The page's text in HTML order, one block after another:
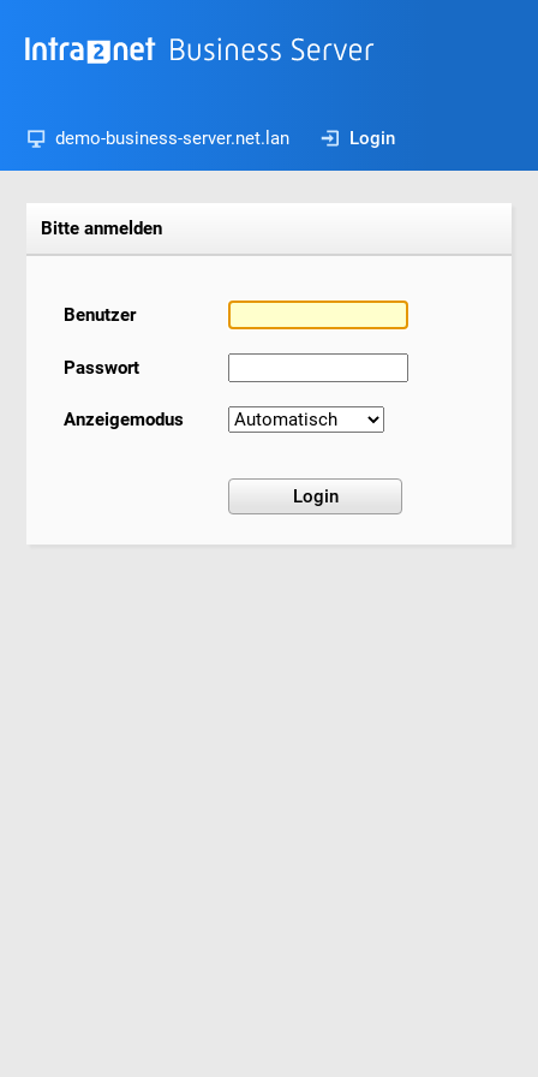
demo-business-server.net.lan Login
Bitte anmelden
Benutzer
Passwort
Anzeigemodus